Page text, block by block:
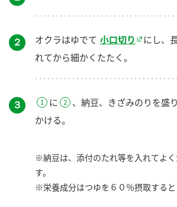
２ オクラはゆでて 小口切り
にし、
れてから細かくたたく。
３ に
、納豆、きざみのりを盛
かける。
※納豆は、添付のたれ等を入れてよ
す。
※栄養成分はつゆを６０％摂取すると